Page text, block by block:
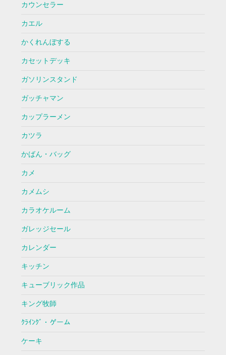
カウンセラー
カエル
かくれんぼする
カセットデッキ
ガソリンスタンド
ガッチャマン
カップラーメン
カツラ
かばん・バッグ
カメ
カメムシ
カラオケルーム
ガレッジセール
カレンダー
キッチン
キューブリック作品
キング牧師
ｸﾗｲﾝｸﾞ・ゲーム
ケーキ